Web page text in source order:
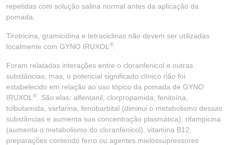
repetidas com solução salina normal antes da aplicação da
pomada.
Tirotricina, gramicidina e tetraciclinas não devem ser utilizadas
localmente com GYNO IRUXOL ®
Foram relatadas interações entre o cloranfenicol e outras
substâncias, mas, o potencial significado clínico não foi
estabelecido em relação ao uso tópico da pomada de GYNO
IRUXOL ®
. São elas: alfentanil, clorpropamida, fenitoína,
tolbutamida, varfarina, fenobarbital (diminui o metabolismo dessas
substâncias e aumenta sua concentração plasmática), rifampicina
(aumenta o metabolismo do cloranfenicol), vitamina B12,
preparações contendo ferro ou agentes mielossupressores